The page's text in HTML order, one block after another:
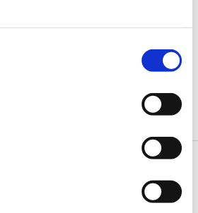
Frăția penal-academică